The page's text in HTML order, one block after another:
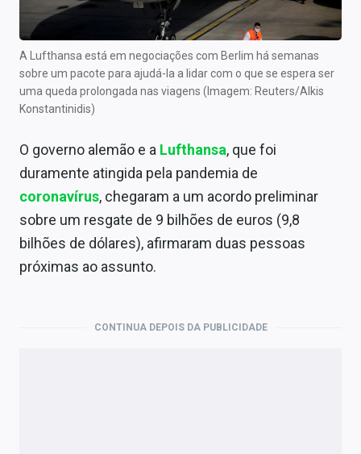
Central de Fundos Imobiliários
Central dos IPOs
Renda Fixa
Finanças Pessoais
Mercados
Empresas
A Lufthansa está em negociações com Berlim há semanas
sobre um pacote para ajudá-la a lidar com o que se espera ser
uma queda prolongada nas viagens (Imagem: Reuters/Alkis
Konstantinidis)
O governo alemão e a Lufthansa, que foi
duramente atingida pela pandemia de
coronavírus, chegaram a um acordo preliminar
sobre um resgate de 9 bilhões de euros (9,8
bilhões de dólares), afirmaram duas pessoas
próximas ao assunto.
CONTINUA DEPOIS DA PUBLICIDADE